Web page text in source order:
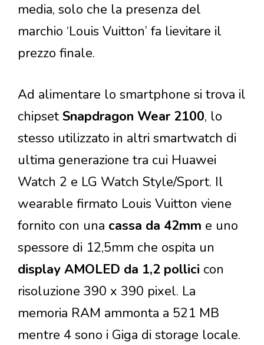
media, solo che la presenza del
marchio ‘Louis Vuitton’ fa lievitare il
prezzo finale.
Ad alimentare lo smartphone si trova il
chipset Snapdragon Wear 2100, lo
stesso utilizzato in altri smartwatch di
ultima generazione tra cui Huawei
Watch 2 e LG Watch Style/Sport. Il
wearable firmato Louis Vuitton viene
fornito con una cassa da 42mm e uno
spessore di 12,5mm che ospita un
display AMOLED da 1,2 pollici con
risoluzione 390 x 390 pixel. La
memoria RAM ammonta a 521 MB
mentre 4 sono i Giga di storage locale.